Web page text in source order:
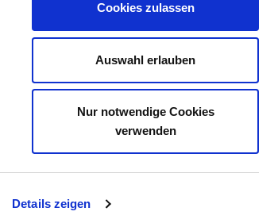
Details zeigen
Cookies zulassen
Auswahl erlauben
Nur notwendige Cookies
verwenden
Service
Sonderanfertigung Tischwäsche
Sonderanfertigung Spannbettlaken